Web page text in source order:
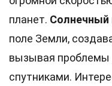
планет. Солнечный
поле Земли,
вызывая проблемы
спутниками.